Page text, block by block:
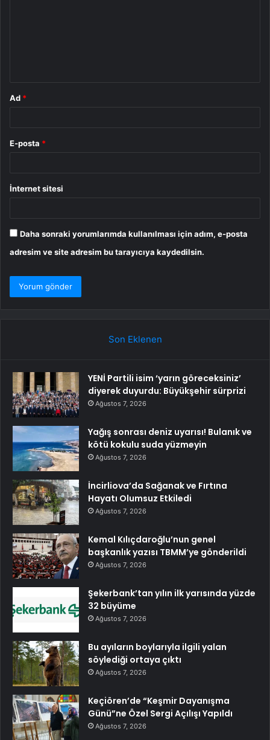
Ad *
E-posta *
İnternet sitesi
Daha sonraki yorumlarımda kullanılması için adım, e-posta
adresim ve site adresim bu tarayıcıya kaydedilsin.
Son Eklenen
YENİ Partili isim ‘yarın göreceksiniz’
diyerek duyurdu: Büyükşehir sürprizi
Ağustos 7, 2026
Yağış sonrası deniz uyarısı! Bulanık ve
kötü kokulu suda yüzmeyin
Ağustos 7, 2026
İncirliova’da Sağanak ve Fırtına
Hayatı Olumsuz Etkiledi
Ağustos 7, 2026
Kemal Kılıçdaroğlu’nun genel
başkanlık yazısı TBMM’ye gönderildi
Ağustos 7, 2026
Şekerbank’tan yılın ilk yarısında yüzde
32 büyüme
Ağustos 7, 2026
Bu ayıların boylarıyla ilgili yalan
söylediği ortaya çıktı
Ağustos 7, 2026
Keçiören’de “Keşmir Dayanışma
Günü”ne Özel Sergi Açılışı Yapıldı
Ağustos 7, 2026